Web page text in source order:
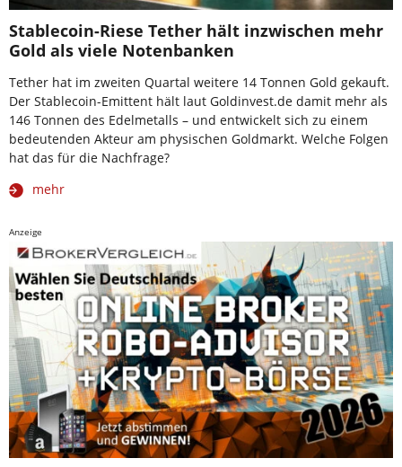
Stablecoin-Riese Tether hält inzwischen mehr
Gold als viele Notenbanken
Tether hat im zweiten Quartal weitere 14 Tonnen Gold gekauft.
Der Stablecoin-Emittent hält laut Goldinvest.de damit mehr als
146 Tonnen des Edelmetalls – und entwickelt sich zu einem
bedeutenden Akteur am physischen Goldmarkt. Welche Folgen
hat das für die Nachfrage?
mehr
Anzeige